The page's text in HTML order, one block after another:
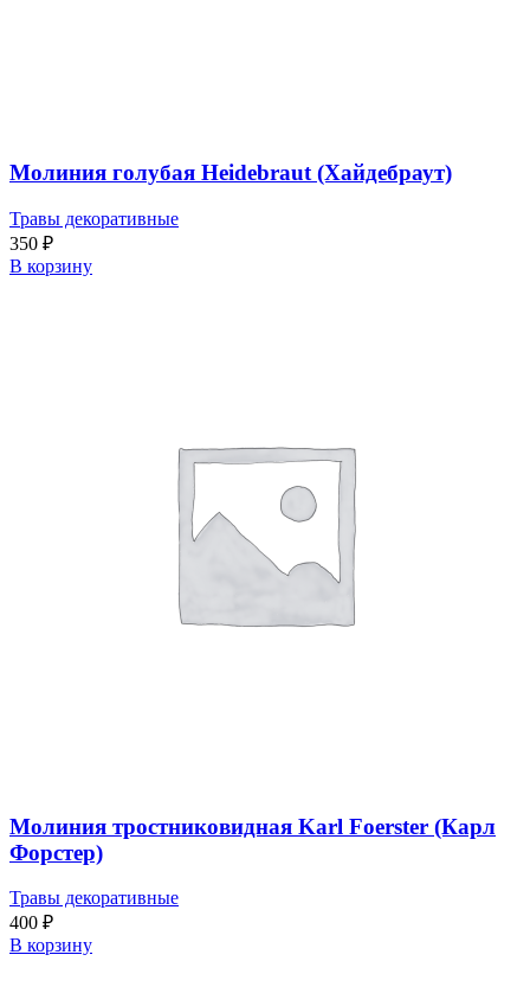
Молиния голубая Heidebraut (Хайдебраут)
Травы декоративные
350 ₽
В корзину
Молиния тростниковидная Karl Foerster (Карл
Форстер)
Травы декоративные
400 ₽
В корзину